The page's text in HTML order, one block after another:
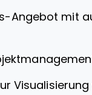
Angebot mit
Visualisierung